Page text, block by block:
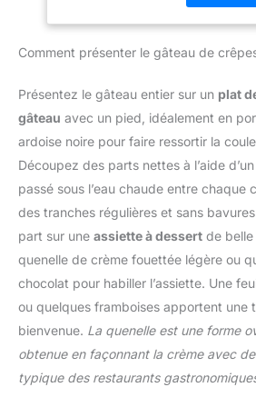
des
exigeants
ustensiles
réussir
APÉRITIFS
ou plateau
fruits,
bouches,
autres
POUR LA
Utilisez-le
comme
pour
sur une
une table
buffet. ✔
Comment présenter le gâteau de
Présentez le gâteau entier sur un plat
gâteau avec un pied, idéalement en
ardoise noire pour faire ressortir la
Découpez des parts nettes à l’aide
passé sous l’eau chaude entre chaque
des tranches régulières et sans
part sur une assiette à dessert de
quenelle de crème fouettée légère ou
chocolat pour habiller l’assiette. Une
ou quelques framboises apportent une
bienvenue. La quenelle est une forme
obtenue en façonnant la crème avec
typique des restaurants